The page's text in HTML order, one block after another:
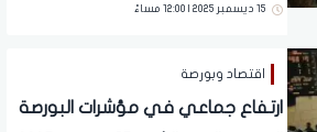
15 ديسمبر 2025 | 12:00 مساءً
اقتصاد وبورصة
ارتفاع جماعي في مؤشرات البورصة